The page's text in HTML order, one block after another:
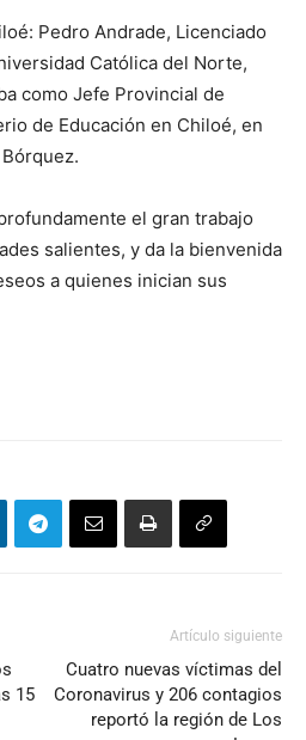
Pedro Andrade, Licenciado
Católica del Norte,
como Jefe Provincial de
de Educación en Chiloé, en
el gran trabajo
salientes, y da la bienvenida
a quienes inician sus
15
Artículo siguiente
Cuatro nuevas víctimas del
Coronavirus y 206 contagios
reportó la región de Los